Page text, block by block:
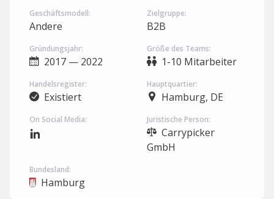
Geschäftsmodell:
Andere
Zielgruppe:
B2B
Gründungsjahr:
2017 — 2022
Größe des Teams:
1-10 Mitarbeiter
Handelsregister:
Existiert
Hauptquartier:
Hamburg, DE
On Social Media: Juristische Person:
Carrypicker
GmbH
Bundesland:
Hamburg